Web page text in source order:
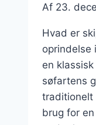
Af 23.
Hvad er
oprindelse
en
søfartens
traditionelt
brug for